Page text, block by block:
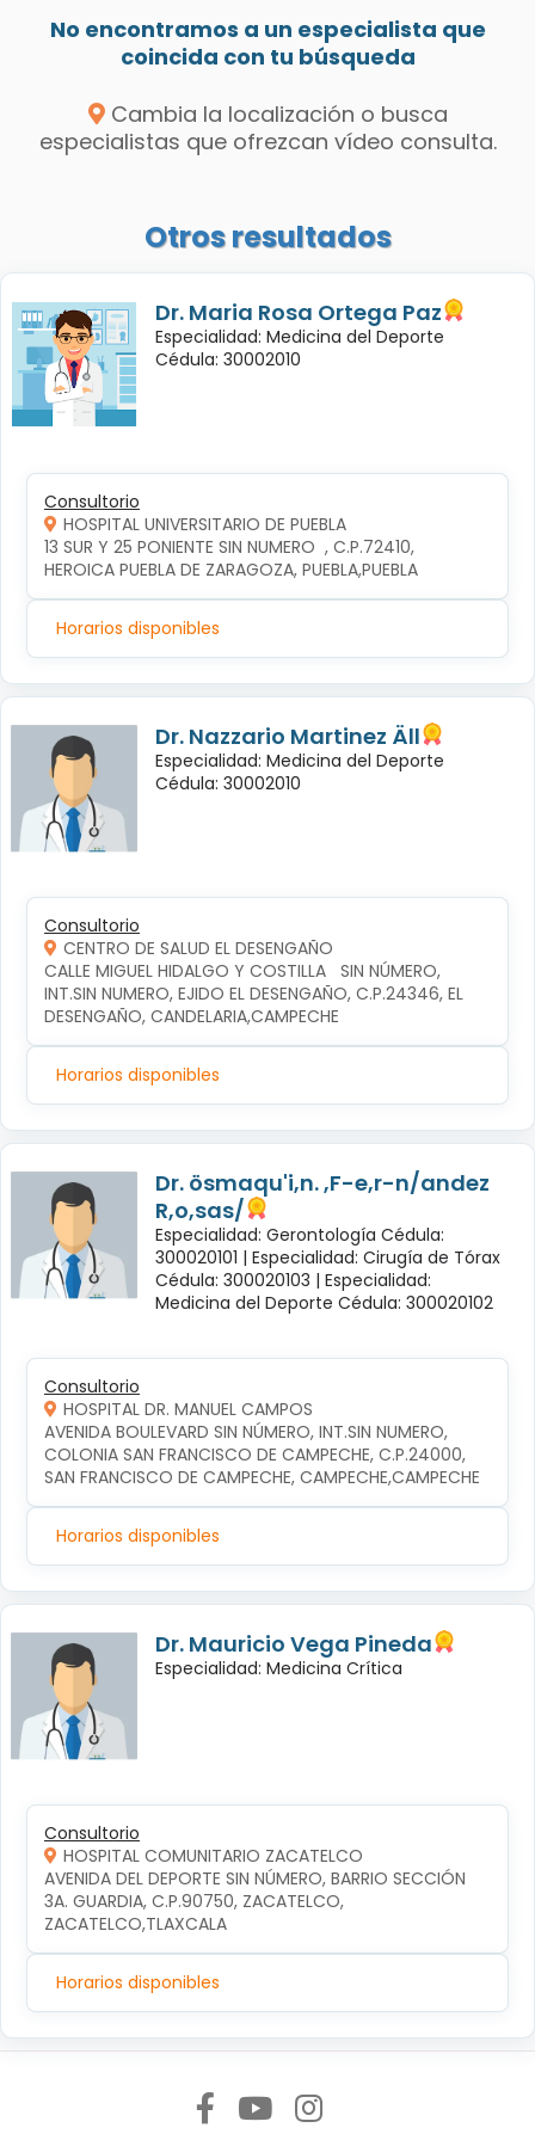
No encontramos a un especialista que
coincida con tu búsqueda
Cambia la localización o busca
especialistas que ofrezcan vídeo consulta.
Otros resultados
Dr. Maria Rosa Ortega Paz
Especialidad: Medicina del Deporte
Cédula: 30002010
Consultorio
HOSPITAL UNIVERSITARIO DE PUEBLA
13 SUR Y 25 PONIENTE SIN NUMERO  , C.P.72410,
HEROICA PUEBLA DE ZARAGOZA, PUEBLA,PUEBLA
Horarios disponibles
Dr. Nazzario Martinez Äll
Especialidad: Medicina del Deporte
Cédula: 30002010
Consultorio
CENTRO DE SALUD EL DESENGAÑO
CALLE MIGUEL HIDALGO Y COSTILLA   SIN NÚMERO,
INT.SIN NUMERO, EJIDO EL DESENGAÑO, C.P.24346, EL
DESENGAÑO, CANDELARIA,CAMPECHE
Horarios disponibles
Dr. ösmaqu'i,n. ,F-e,r-n/andez
R,o,sas/
Especialidad: Gerontología Cédula:
300020101 | Especialidad: Cirugía de Tórax
Cédula: 300020103 | Especialidad:
Medicina del Deporte Cédula: 300020102
Consultorio
HOSPITAL DR. MANUEL CAMPOS
AVENIDA BOULEVARD SIN NÚMERO, INT.SIN NUMERO,
COLONIA SAN FRANCISCO DE CAMPECHE, C.P.24000,
SAN FRANCISCO DE CAMPECHE, CAMPECHE,CAMPECHE
Horarios disponibles
Dr. Mauricio Vega Pineda
Especialidad: Medicina Crítica
Consultorio
HOSPITAL COMUNITARIO ZACATELCO
AVENIDA DEL DEPORTE SIN NÚMERO, BARRIO SECCIÓN
3A. GUARDIA, C.P.90750, ZACATELCO,
ZACATELCO,TLAXCALA
Horarios disponibles